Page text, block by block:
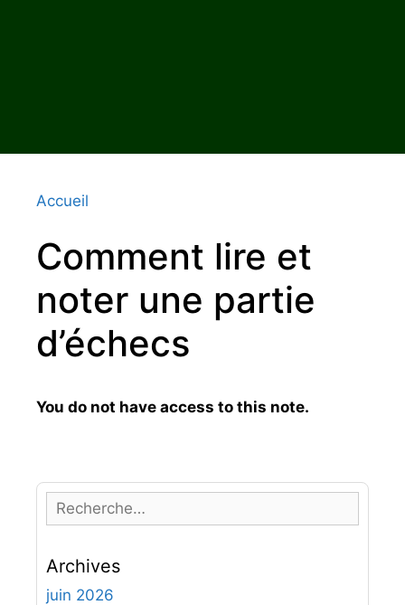
Accueil
Comment lire et
noter une partie
d’échecs
You do not have access to this note.
e
h
e
Archives
juin 2026